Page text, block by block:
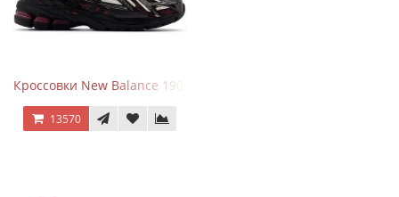
Кроссовки New Balance 1906A Dragon Berry
13570